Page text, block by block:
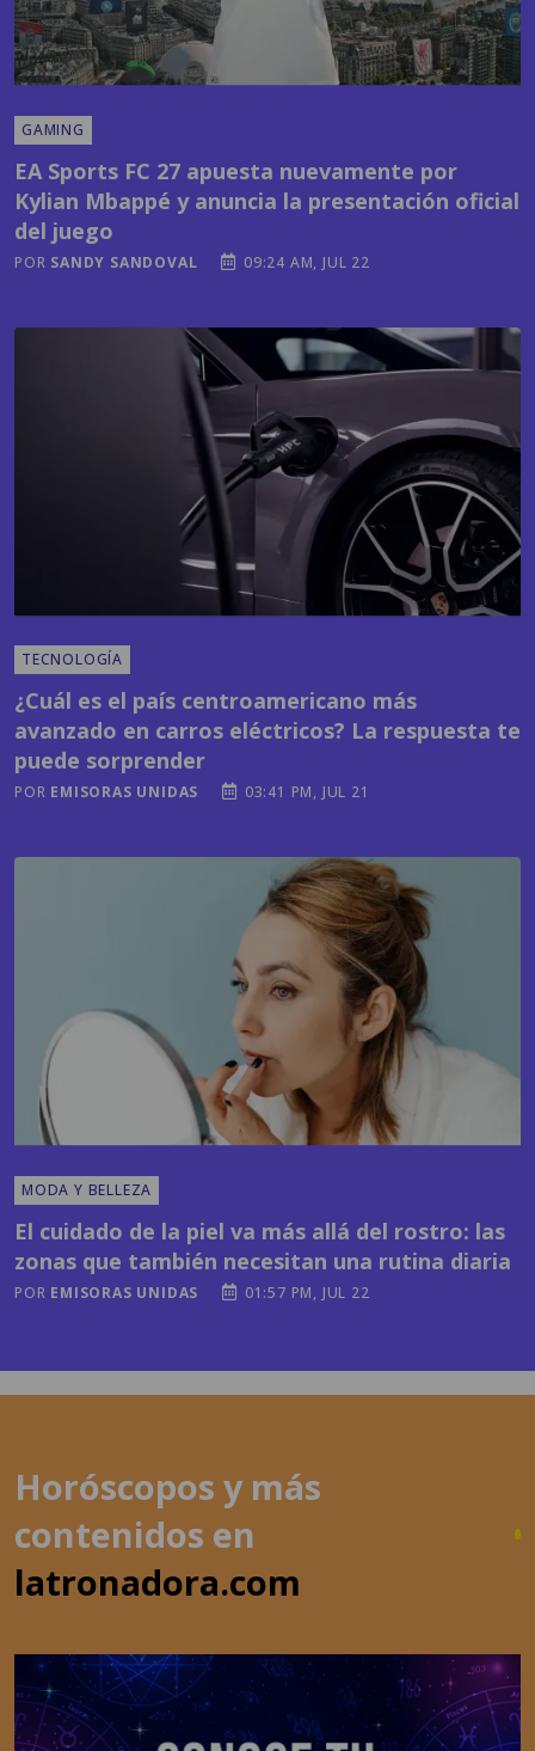
GAMING
Kylian Mbappé y anuncia la presentación oficial
del juego
PORSANDY SANDOVAL 09:24 AM, JUL 22
avanzado en carros eléctricos? La respuesta te
puede sorprender
EMISORAS UNIDAS 03:41 PM, JUL 21
MODA Y BELLEZA
zonas que también necesitan una rutina diaria
POR EMISORAS UNIDAS 01:57 PM, JUL 22
contenidos en
latronadora.com